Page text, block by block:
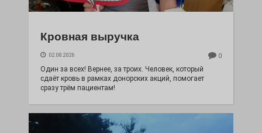
Кровная выручка
02.08.2026 0
Один за всех! Вернее, за троих. Человек, который
сдаёт кровь в рамках донорских акций, помогает
сразу трём пациентам!